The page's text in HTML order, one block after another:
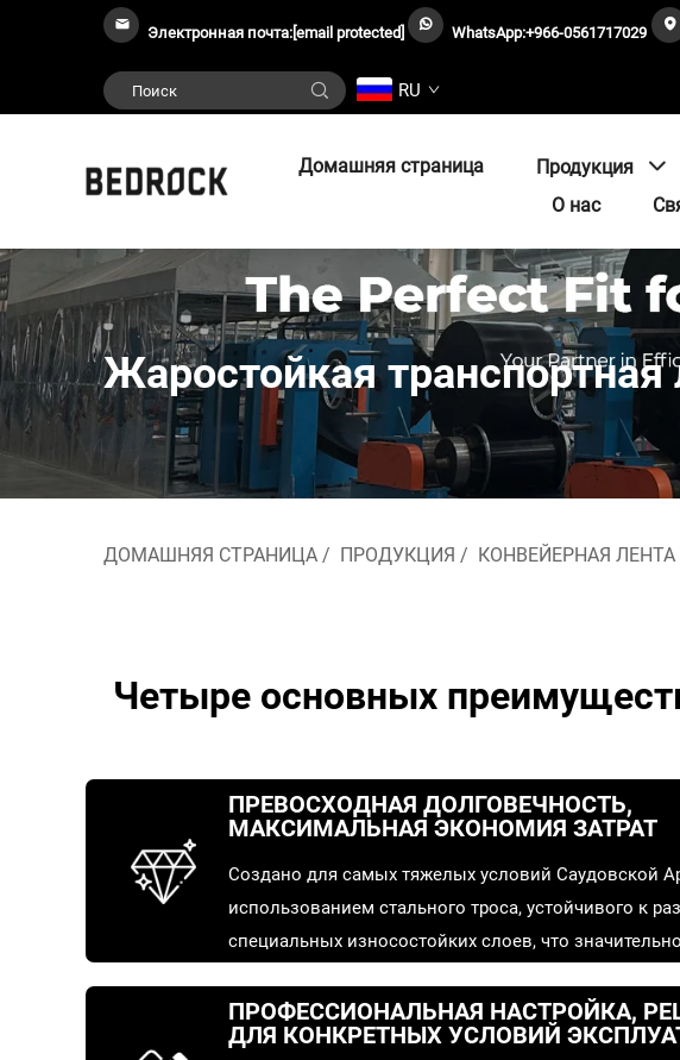
Электронная почта: [email protected] WhatsApp:+966-0561717029
RU
Домашняя страница Продукция
О нас
Жаростойкая транспортная
ДОМАШНЯЯ СТРАНИЦА / ПРОДУКЦИЯ / КОНВЕЙЕРНАЯ ЛЕНТА
Четыре основных
ПРЕВОСХОДНАЯ ДОЛГОВЕЧНОСТЬ,
МАКСИМАЛЬНАЯ ЭКОНОМИЯ ЗАТРАТ
Создано для самых тяжелых условий Саудовской
использованием стального троса, устойчивого к
специальных износостойких слоев, что значительно
перевозки одной тонны материала.
ПРОФЕССИОНАЛЬНАЯ НАСТРОЙКА,
ДЛЯ КОНКРЕТНЫХ УСЛОВИЙ